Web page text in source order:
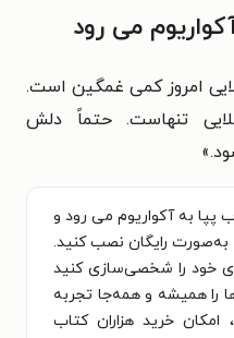
می رود
امروز کمی غمگین است.
تنهاست. حتماً دلش
پپا به آکواریوم می رود و
به‌صورت رایگان نصب کنید.
خود را شخصی‌سازی کنید
را همیشه و همه‌جا تجربه
خرید هزاران کتاب